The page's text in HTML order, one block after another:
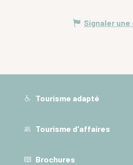
Signaler
Tourisme adapté
Tourisme d'affaires
Brochures